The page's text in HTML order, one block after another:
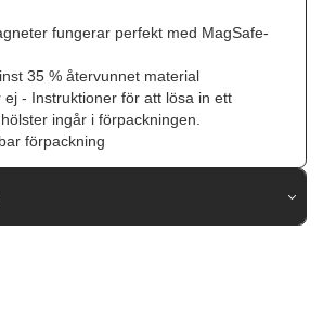
fungerar perfekt med MagSafe-
35 % återvunnet material
ej - Instruktioner för att lösa in ett
ingår i förpackningen.
förpackning